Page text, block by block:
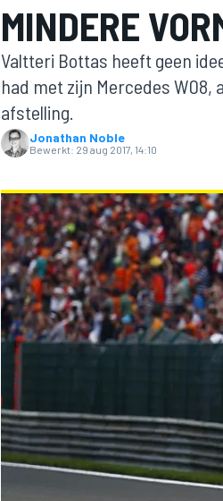
MOTOGP
INDYCAR
MINDERE
Valtteri Bottas heeft geen
had met zijn Mercedes W08,
afstelling.
Jonathan Noble
Bewerkt: 29 aug 2017, 14:10